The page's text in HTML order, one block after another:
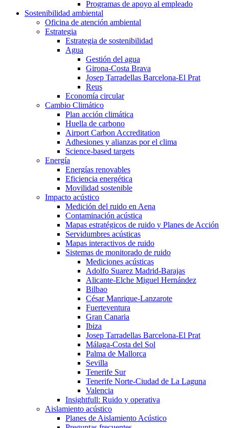
Programas de apoyo al empleado
Sostenibilidad ambiental
Oficina de atención ambiental
Estrategia
Estrategia de sostenibilidad
Agua
Gestión del agua
Girona-Costa Brava
Josep Tarradellas Barcelona-El Prat
Reus
Economía circular
Cambio Climático
Plan acción climática
Huella de carbono
Airport Carbon Accreditation
Adhesiones y alianzas por el clima
Science-based targets
Energía
Energías renovables
Eficiencia energética
Movilidad sostenible
Impacto acústico
Medición del ruido en Aena
Contaminación acústica
Mapas estratégicos de ruido y Planes de Acción
Servidumbres acústicas
Mapas interactivos de ruido
Sistemas de monitorado de ruido
Mediciones acústicas
Adolfo Suarez Madrid-Barajas
Alicante-Elche Miguel Hernández
Bilbao
César Manrique-Lanzarote
Fuerteventura
Gran Canaria
Ibiza
Josep Tarradellas Barcelona-El Prat
Málaga-Costa del Sol
Palma de Mallorca
Sevilla
Tenerife Sur
Tenerife Norte-Ciudad de La Laguna
Valencia
Insightfull: Ruido y operativa
Aislamiento acústico
Planes de Aislamiento Acústico